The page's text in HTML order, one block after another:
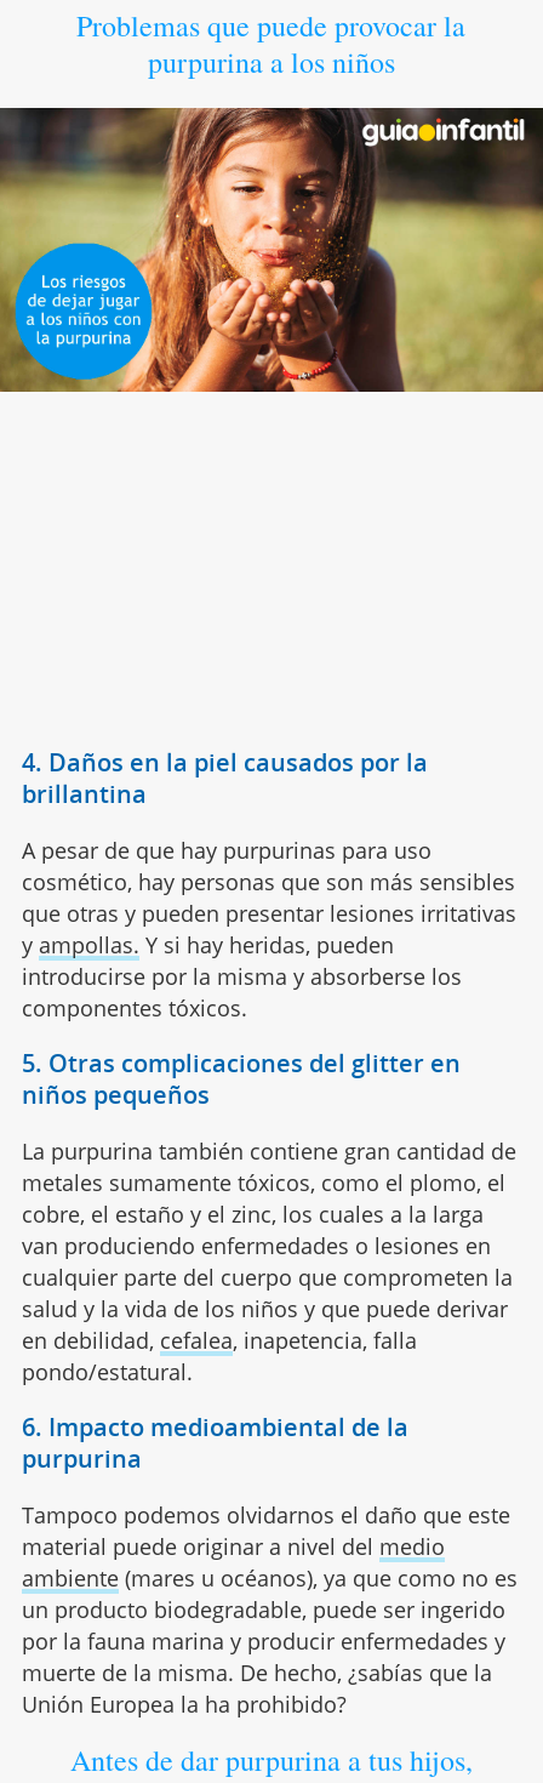
Problemas que puede provocar la
purpurina a los niños
4. Daños en la piel causados por la
brillantina
A pesar de que hay purpurinas para uso
cosmético, hay personas que son más sensibles
que otras y pueden presentar lesiones irritativas
y ampollas. Y si hay heridas, pueden
introducirse por la misma y absorberse los
componentes tóxicos.
5. Otras complicaciones del glitter en
niños pequeños
La purpurina también contiene gran cantidad de
metales sumamente tóxicos, como el plomo, el
cobre, el estaño y el zinc, los cuales a la larga
van produciendo enfermedades o lesiones en
cualquier parte del cuerpo que comprometen la
salud y la vida de los niños y que puede derivar
en debilidad, cefalea, inapetencia, falla
pondo/estatural.
6. Impacto medioambiental de la
purpurina
Tampoco podemos olvidarnos el daño que este
material puede originar a nivel del medio
ambiente(mares u océanos), ya que como no es
un producto biodegradable, puede ser ingerido
por la fauna marina y producir enfermedades y
muerte de la misma. De hecho, ¿sabías que la
Unión Europea la ha prohibido?
Antes de dar purpurina a tus hijos,